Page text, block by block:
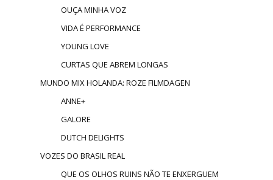
OUÇA MINHA VOZ
VIDA É PERFORMANCE
YOUNG LOVE
CURTAS QUE ABREM LONGAS
MUNDO MIX HOLANDA: ROZE FILMDAGEN
ANNE+
GALORE
DUTCH DELIGHTS
VOZES DO BRASIL REAL
QUE OS OLHOS RUINS NÃO TE ENXERGUEM